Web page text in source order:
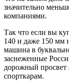
значительно
компаниями.
Так что если вы
140 и даже 150 мм
машина в
заснеженные
дорожный
спорткарам.